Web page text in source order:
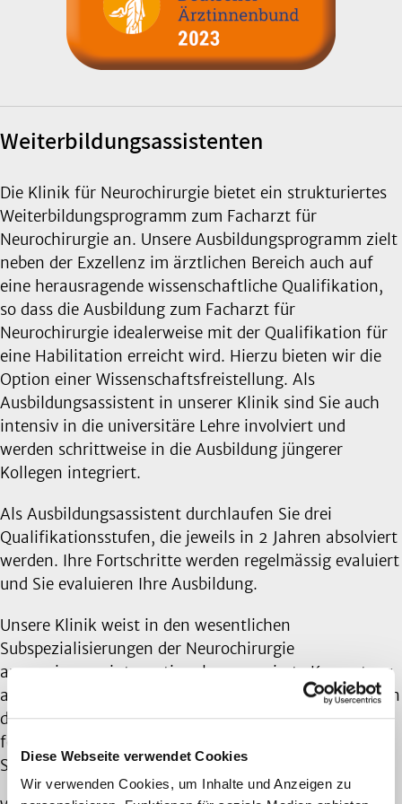
Diese Webseite verwendet Cookies
Wir verwenden Cookies, um Inhalte und Anzeigen zu
Weiterbildungsassistenten
Die Klinik für Neurochirurgie bietet ein strukturiertes
Weiterbildungsprogramm zum Facharzt für
Neurochirurgie an. Unsere Ausbildungsprogramm zielt
neben der Exzellenz im ärztlichen Bereich auch auf
eine herausragende wissenschaftliche Qualifikation,
so dass die Ausbildung zum Facharzt für
Neurochirurgie idealerweise mit der Qualifikation für
eine Habilitation erreicht wird. Hierzu bieten wir die
Option einer Wissenschaftsfreistellung. Als
Ausbildungsassistent in unserer Klinik sind Sie auch
intensiv in die universitäre Lehre involviert und
werden schrittweise in die Ausbildung jüngerer
Kollegen integriert.
Als Ausbildungsassistent durchlaufen Sie drei
Qualifikationsstufen, die jeweils in 2 Jahren absolviert
werden. Ihre Fortschritte werden regelmässig evaluiert
und Sie evaluieren Ihre Ausbildung.
Unsere Klinik weist in den wesentlichen
Subspezialisierungen der Neurochirurgie
ausgewiesene, international renommierte Kompetenz
auf. Wir ermöglichen Ihnen eine gezielte Ausbildungen
durch diese Spezialisten indem Sie auf der Basis des
formalen Ausbildungsprogramms diese
Subspezialisierungen durchlaufen.